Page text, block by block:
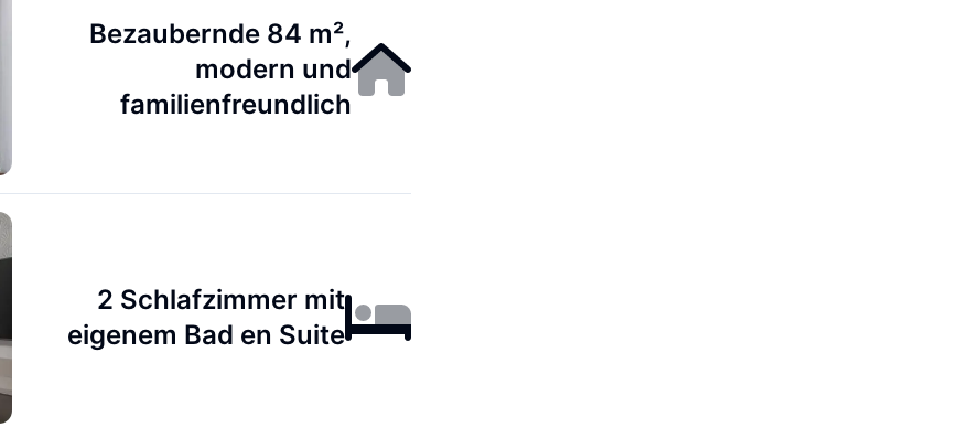
Bezaubernde 84 m²,
modern und
familienfreundlich
2 Schlafzimmer mit
eigenem Bad en Suite